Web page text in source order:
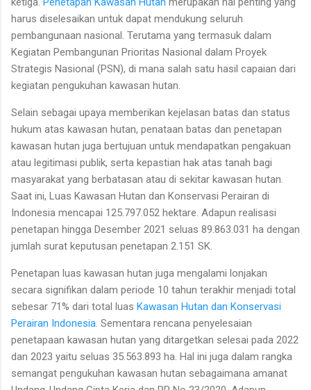
harus diselesaikan untuk dapat mendukung seluruh
pembangunaan nasional. Terutama yang termasuk dalam
Kegiatan Pembangunan Prioritas Nasional dalam Proyek
Strategis Nasional (PSN), di mana salah satu hasil capaian dari
kegiatan pe­ngukuhan kawasan hutan.
Selain sebagai upaya memberikan kejelasan batas dan status
hukum atas kawasan hutan, penataan batas dan penetapan
kawasan hutan juga bertujuan untuk mendapatkan pengakuan
atau legitimasi publik, serta kepastian hak atas tanah bagi
masyarakat yang berbatasan atau di sekitar kawasan hutan.
Saat ini, Luas Kawasan Hutan dan Konservasi Perairan di
Indonesia mencapai 125.797.052 hektare. Adapun realisasi
penetapan hingga Desember 2021 seluas 89.863.031 ha dengan
jumlah surat keputusan penetapan 2.151 SK.
Penetapan luas kawasan hutan juga mengalami lonjakan
secara signifikan dalam periode 10 tahun terakhir menjadi total
sebesar 71% dari total luas Kawasan Hutan dan Konservasi
Perairan Indonesia. Sementara rencana penyelesaian
penetapaan kawasan hutan yang ditargetkan selesai pada 2022
dan 2023 yaitu seluas 35.563.893 ha. Hal ini juga dalam rangka
semangat pengukuhan kawasan hutan sebagaimana amanat